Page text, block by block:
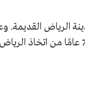
القديمة.
الأولى بنيت في عام 1160هـ /1747م،